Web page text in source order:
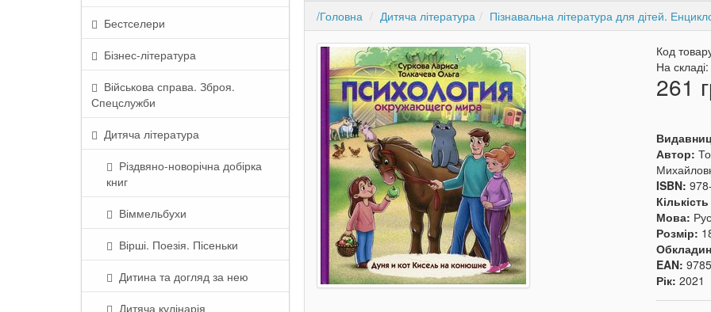
Бестселери
Бізнес-література
Військова справа. Зброя.
Спецслужби
Дитяча література
Різдвяно-новорічна добірка
книг
Віммельбухи
Вірші. Поезія. Пісеньки
Дитина та догляд за нею
Дитяча кулінарія
/Головна Дитяча література Пізнавальна література для дітей.
Код
На складі:
261
Автор:
ISBN:
Мова:
Розмір:
EAN:
Рік:2021